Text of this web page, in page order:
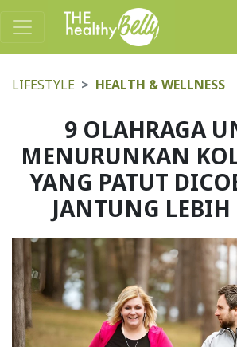
LIFESTYLE HEALTH & WELLNESS
9 OLAHRAGA
MENURUNKAN
YANG PATUT
JANTUNG LEBIH